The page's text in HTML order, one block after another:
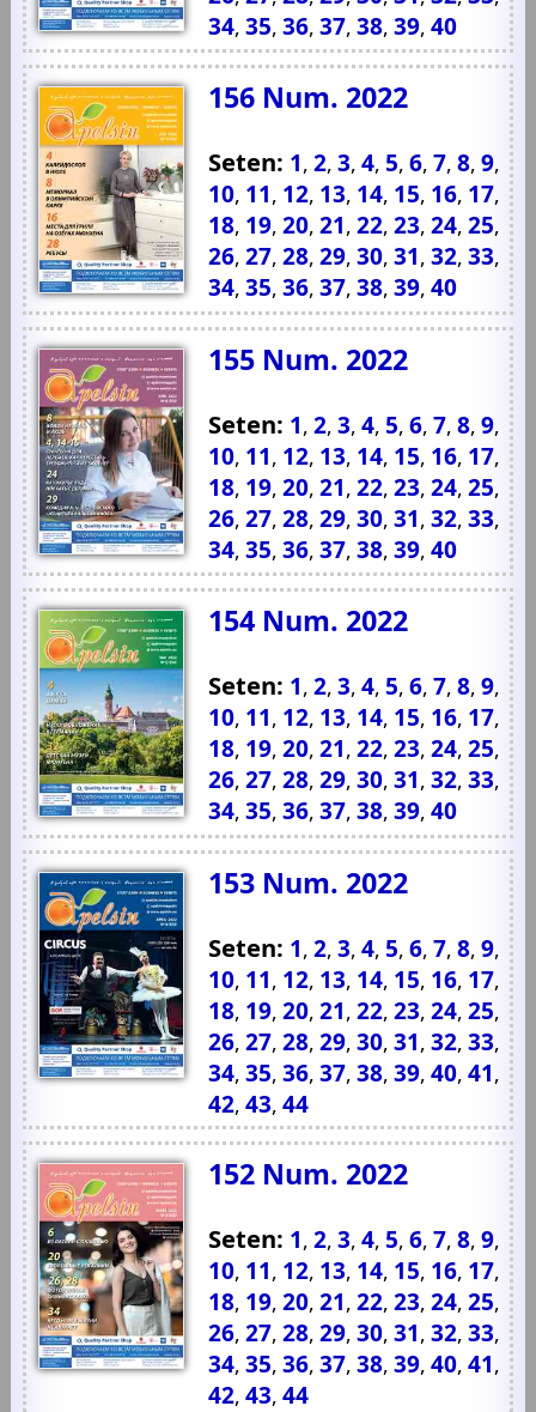
34,35,36,37,38,39,40
156 Num. 2022
Seten: 1,2,3,4, 5,6,7,8,9,
10, 11, 12, 13, 14, 15, 16, 17,
18, 19,20,21,22,23,24,25,
26,27,28,29,30,31,32,33,
34,35,36,37,38,39,40
155 Num. 2022
Seten: 1,2,3,4, 5,6,7,8,9,
10, 11, 12, 13, 14, 15, 16, 17,
18, 19,20,21,22,23,24,25,
26,27,28,29,30,31,32,33,
34,35,36,37,38,39,40
154 Num. 2022
Seten: 1,2,3,4, 5,6,7,8,9,
10, 11, 12, 13, 14, 15, 16, 17,
18, 19,20,21,22,23,24,25,
26,27,28,29,30,31,32,33,
34,35,36,37,38,39,40
153 Num. 2022
Seten: 1,2,3,4, 5,6,7,8,9,
10, 11, 12, 13, 14, 15, 16, 17,
18, 19,20,21,22,23,24,25,
26,27,28,29,30,31,32,33,
34,35,36,37,38,39,40,41,
42,43,44
152 Num. 2022
Seten: 1,2,3,4, 5,6,7,8,9,
10, 11, 12, 13, 14, 15, 16, 17,
18, 19,20,21,22,23,24,25,
26,27,28,29,30,31,32,33,
34,35,36,37,38,39,40,41,
42,43,44